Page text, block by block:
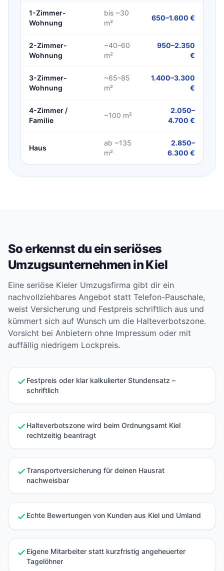
1-Zimmer-
Wohnung
bis ~30
m²
650–1.600 €
2-Zimmer-
Wohnung
~40–60
m²
950–2.350
€
3-Zimmer-
Wohnung
~65–85
m²
1.400–3.300
€
4-Zimmer /
Familie
~100 m²
2.050–
4.700 €
Haus
ab ~135
m²
2.850–
6.300 €
So erkennst du ein seriöses
Umzugsunternehmen in Kiel
Eine seriöse Kieler Umzugsfirma gibt dir ein
nachvollziehbares Angebot statt Telefon-Pauschale,
weist Versicherung und Festpreis schriftlich aus und
kümmert sich auf Wunsch um die Halteverbotszone.
Vorsicht bei Anbietern ohne Impressum oder mit
auffällig niedrigem Lockpreis.
Festpreis oder klar kalkulierter Stundensatz –
schriftlich
Halteverbotszone wird beim Ordnungsamt Kiel
rechtzeitig beantragt
Transportversicherung für deinen Hausrat
nachweisbar
Echte Bewertungen von Kunden aus Kiel und Umland
Eigene Mitarbeiter statt kurzfristig angeheuerter
Tagelöhner